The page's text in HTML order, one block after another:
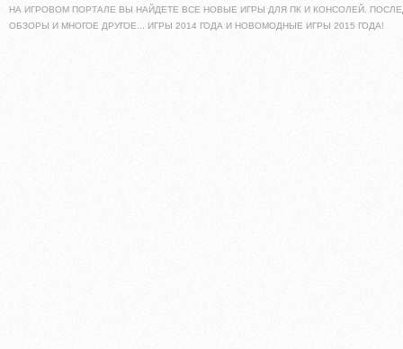
НА ИГРОВОМ ПОРТАЛЕ ВЫ НАЙДЕТЕ ВСЕ НОВЫЕ ИГРЫ ДЛЯ ПК И КОНСОЛЕЙ.
ОБЗОРЫ И МНОГОЕ ДРУГОЕ... ИГРЫ 2014 ГОДА И НОВОМОДНЫЕ ИГРЫ 2015 ГОДА!